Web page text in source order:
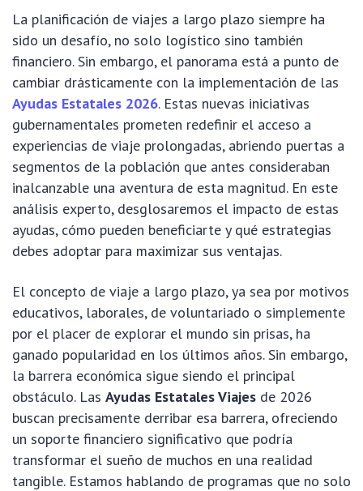
La planificación de viajes a largo plazo siempre ha
sido un desafío, no solo logístico sino también
financiero. Sin embargo, el panorama está a punto de
cambiar drásticamente con la implementación de las
Ayudas Estatales 2026. Estas nuevas iniciativas
gubernamentales prometen redefinir el acceso a
experiencias de viaje prolongadas, abriendo puertas a
segmentos de la población que antes consideraban
inalcanzable una aventura de esta magnitud. En este
análisis experto, desglosaremos el impacto de estas
ayudas, cómo pueden beneficiarte y qué estrategias
debes adoptar para maximizar sus ventajas.
El concepto de viaje a largo plazo, ya sea por motivos
educativos, laborales, de voluntariado o simplemente
por el placer de explorar el mundo sin prisas, ha
ganado popularidad en los últimos años. Sin embargo,
la barrera económica sigue siendo el principal
obstáculo. Las Ayudas Estatales Viajes de 2026
buscan precisamente derribar esa barrera, ofreciendo
un soporte financiero significativo que podría
transformar el sueño de muchos en una realidad
tangible. Estamos hablando de programas que no solo